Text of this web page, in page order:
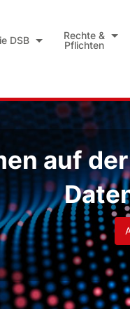
DSB
Rechte &
Pflichten
auf